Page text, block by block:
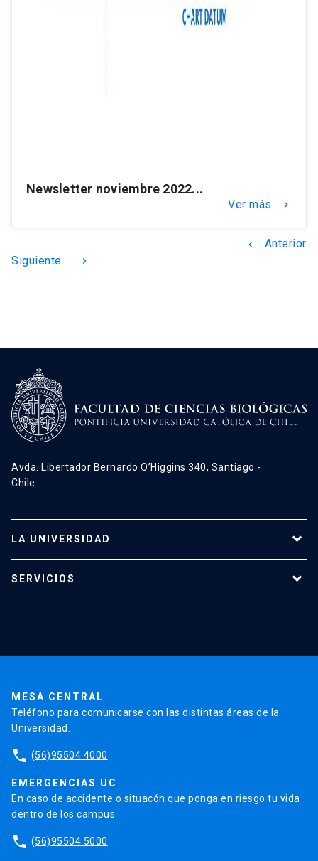
Newsletter noviembre 2022...
Ver más keyboard_arrow_right
keyboard_arrow_left
Anterior
Siguiente
keyboard_arrow_right
Avda. Libertador Bernardo O’Higgins 340, Santiago -
Chile
LA UNIVERSIDAD
Investigación
SERVICIOS
MESA CENTRAL
Teléfono para comunicarse con las distintas áreas de la
Universidad.
phone (56)95504 4000
EMERGENCIAS UC
En caso de accidente o situacón que ponga en riesgo tu vida
dentro de los campus
phone (56)95504 5000